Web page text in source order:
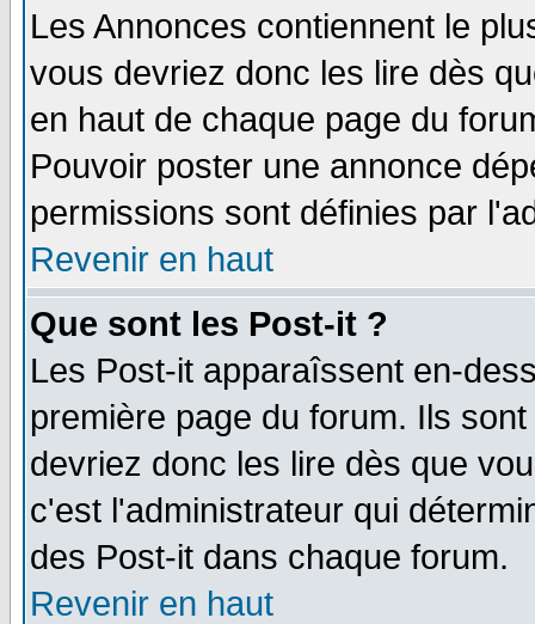
Les Annonces contiennent le
vous devriez donc les lire dès
en haut de chaque page du
Pouvoir poster une annonce
permissions sont définies par
Revenir en haut
Que sont les Post-it ?
Les Post-it apparaîssent en-
première page du forum. Ils
devriez donc les lire dès que
c'est l'administrateur qui
des Post-it dans chaque forum.
Revenir en haut